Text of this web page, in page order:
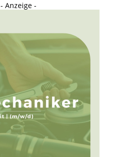
- Anzeige -